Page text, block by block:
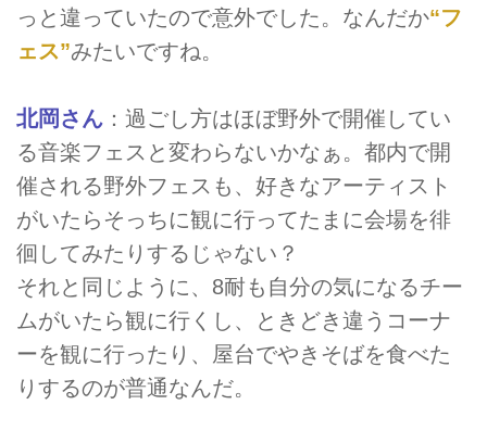
を更新しました。
っと違っていたので意外でした。なんだか“フ
ェス”みたいですね。
北岡さん ：過ごし方はほぼ野外で開催してい
る音楽フェスと変わらないかなぁ。都内で開
催される野外フェスも、好きなアーティスト
がいたらそっちに観に行ってたまに会場を徘
徊してみたりするじゃない？
それと同じように、8耐も自分の気になるチー
ムがいたら観に行くし、ときどき違うコーナ
ーを観に行ったり、屋台でやきそばを食べた
りするのが普通なんだ。